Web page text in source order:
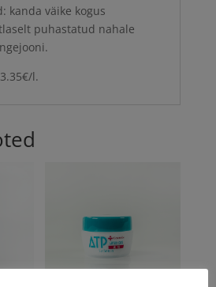
kanda väike kogus
puhastatud nahale
l.